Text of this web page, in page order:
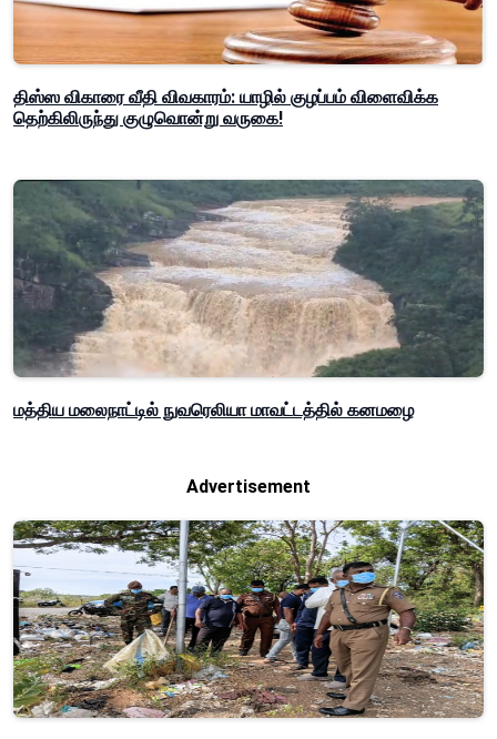
திஸ்ஸ விகாரை வீதி விவகாரம்: யாழில் குழப்பம் விளைவிக்க
தெற்கிலிருந்து குழுவொன்று வருகை!
மத்திய மலைநாட்டில் நுவரெலியா மாவட்டத்தில் கனமழை
Advertisement